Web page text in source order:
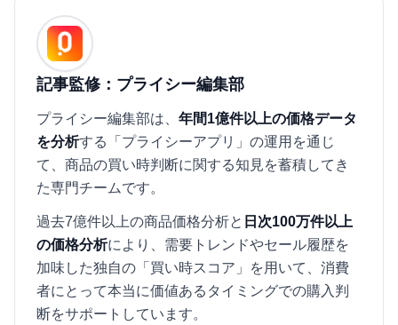
記事監修：プライシー編集部
プライシー編集部は、 年間1億件以上の価格データ
を分析する「プライシーアプリ」の運用を通じ
て、商品の買い時判断に関する知見を蓄積してき
た専門チームです。
過去7億件以上の商品価格分析と 日次100万件以上
の価格分析により、需要トレンドやセール履歴を
加味した独自の「買い時スコア」を用いて、消費
者にとって本当に価値あるタイミングでの購入判
断をサポートしています。